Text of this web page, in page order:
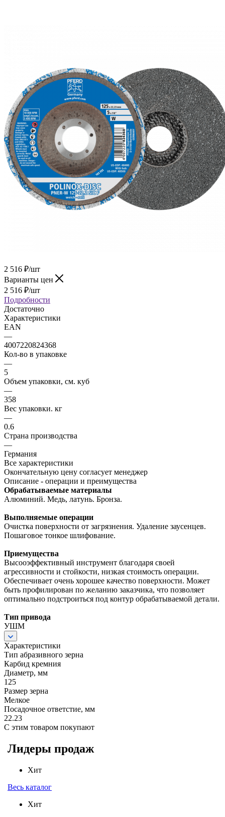
2 516 ₽/шт
Варианты цен
2 516 ₽/шт
Подробности
Достаточно
Характеристики
EAN
—
4007220824368
Кол-во в упаковке
—
5
Объем упаковки, см. куб
—
358
Вес упаковки. кг
—
0.6
Страна производства
—
Германия
Все характеристики
Окончательную цену согласует менеджер
Описание - операции и преимущества
Обрабатываемые материалы
Алюминий. Медь, латунь. Бронза.
Выполняемые операции
Очистка поверхности от загрязнения. Удаление заусенцев.
Пошаговое тонкое шлифование.
Приемущества
Высооэффективный инструмент благодаря своей
агрессивности и стойкости, низкая стоимость операции.
Обеспечивает очень хорошее качество поверхности. Может
быть профилирован по желанию заказчика, что позволяет
оптимально подстроиться под контур обрабатываемой детали.
Тип привода
УШМ
Характеристики
Тип абразивного зерна
Карбид кремния
Диаметр, мм
125
Размер зерна
Мелкое
Посадочное ответстие, мм
22.23
С этим товаром покупают
Лидеры продаж
Хит
Весь каталог
Хит